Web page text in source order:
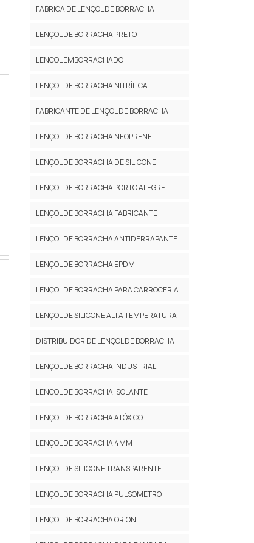
FABRICA DE LENÇOL DE BORRACHA
LENÇOL DE BORRACHA PRETO
LENÇOL EMBORRACHADO
LENÇOL DE BORRACHA NITRÍLICA
FABRICANTE DE LENÇOL DE BORRACHA
LENÇOL DE BORRACHA NEOPRENE
LENÇOL DE BORRACHA DE SILICONE
LENÇOL DE BORRACHA PORTO ALEGRE
LENÇOL DE BORRACHA FABRICANTE
LENÇOL DE BORRACHA ANTIDERRAPANTE
LENÇOL DE BORRACHA EPDM
LENÇOL DE BORRACHA PARA CARROCERIA
LENÇOL DE SILICONE ALTA TEMPERATURA
DISTRIBUIDOR DE LENÇOL DE BORRACHA
LENÇOL DE BORRACHA INDUSTRIAL
LENÇOL DE BORRACHA ISOLANTE
LENÇOL DE BORRACHA ATÓXICO
LENÇOL DE BORRACHA 4MM
LENÇOL DE SILICONE TRANSPARENTE
LENÇOL DE BORRACHA PULSOMETRO
LENÇOL DE BORRACHA ORION